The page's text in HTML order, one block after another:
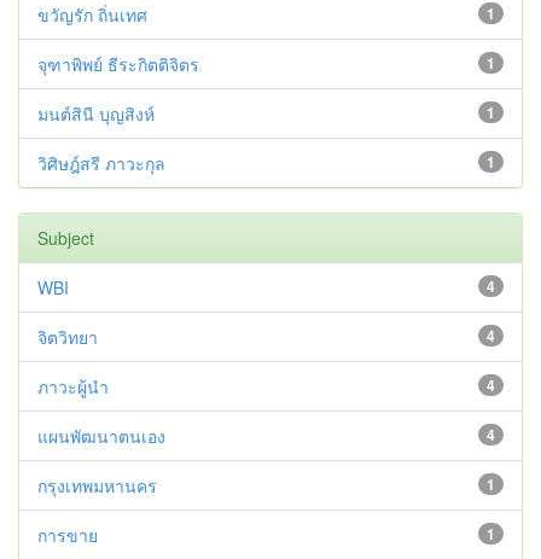
1
ขวัญรัก ถิ่นเทศ
1
จุฑาพิพย์ ธีระกิตติจิตร
1
มนต์สินี บุญสิงห์
1
วิศิษฎ์สรี ภาวะกุล
Subject
4
WBI
4
จิตวิทยา
4
ภาวะผู้นำ
4
แผนพัฒนาตนเอง
1
กรุงเทพมหานคร
1
การขาย